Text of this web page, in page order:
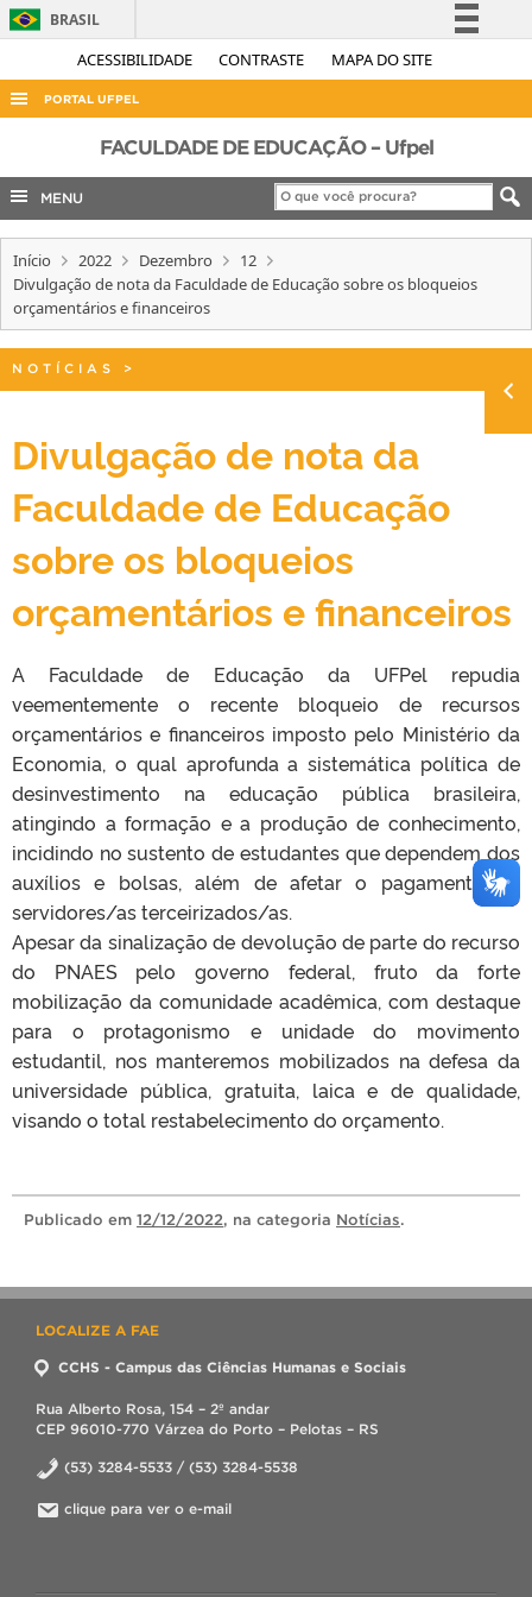
ACESSIBILIDADE CONTRASTE MAPA DO SITE
BRASIL
Simplifique!
Acesso à informação
Legislação
Canais
PORTAL UFPEL
ACESSO À INFORMAÇÃO
AUDITORIA
COBALTO
CONCURSOS
EDITAIS
TELEFONES
FACULDADE DE EDUCAÇÃO – Ufpel
MENU
Início 2022 Dezembro
12
Divulgação de nota da Faculdade de Educação sobre os bloqueios
orçamentários e financeiros
NOTÍCIAS >
Divulgação de nota da
Faculdade de Educação
sobre os bloqueios
orçamentários e financeiros
A Faculdade de Educação da UFPel repudia
veementemente o recente bloqueio de recursos
orçamentários e financeiros imposto pelo Ministério da
Economia, o qual aprofunda a sistemática política de
desinvestimento na educação pública brasileira,
atingindo a formação e a produção de conhecimento,
incidindo no sustento de estudantes que dependem dos
auxílios e bolsas, além de afetar o pagamento de
servidores/as terceirizados/as.
Apesar da sinalização de devolução de parte do recurso
do PNAES pelo governo federal, fruto da forte
mobilização da comunidade acadêmica, com destaque
para o protagonismo e unidade do movimento
estudantil, nos manteremos mobilizados na defesa da
universidade pública, gratuita, laica e de qualidade,
visando o total restabelecimento do orçamento.
Publicado em 12/12/2022, na categoria Notícias.
LOCALIZE A FAE
CCHS - Campus das Ciências Humanas e Sociais
Rua Alberto Rosa, 154 – 2º andar
CEP 96010-770 Várzea do Porto – Pelotas – RS
(53) 3284-5533 / (53) 3284-5538
clique para ver o e-mail